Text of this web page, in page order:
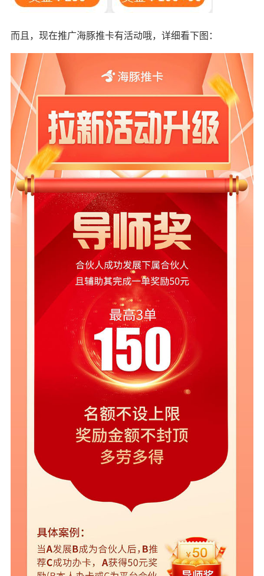
而且，现在推广海豚推卡有活动哦，详细看下图：